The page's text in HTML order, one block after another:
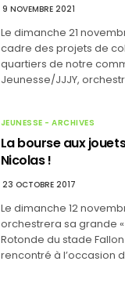
9 NOVEMBRE 2021
Le dimanche 21
cadre des projets de
quartiers de notre
Jeunesse/JJJY,
JEUNESSE - ARCHIVES
La bourse aux
Nicolas !
23 OCTOBRE 2017
Le dimanche 12
orchestrera sa grande «
Rotonde du stade
rencontré à l’occasion